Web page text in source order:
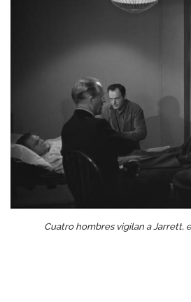
Cuatro hombres vigilan a Jarrett,